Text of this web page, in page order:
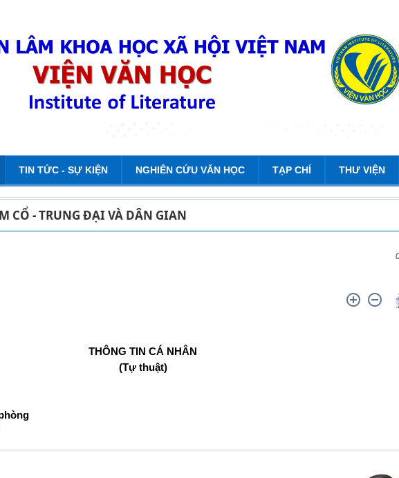
TIN TỨC - SỰ KIỆN NGHIÊN CỨU VĂN HỌC TẠP CHÍ THƯ VIỆN
CỔ - TRUNG ĐẠI VÀ DÂN GIAN
THÔNG TIN CÁ NHÂN
(Tự thuật)